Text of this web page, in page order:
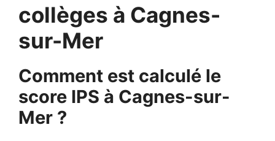
collèges à Cagnes-
sur-Mer
Comment est calculé le
score IPS à Cagnes-sur-
Mer ?